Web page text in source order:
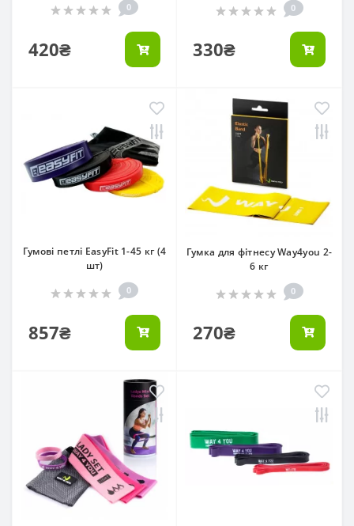
0
420₴
0
330₴
Гумові петлі EasyFit 1-45 кг (4
шт)
0
857₴
Гумка для фітнесу Way4you 2-
6 кг
0
270₴